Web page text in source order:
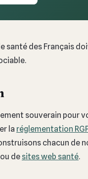
santé des Français
souverain pour
la réglementation
chacun de
ou de sites web santé.